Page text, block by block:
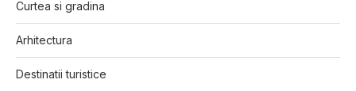
Curtea si gradina
Arhitectura
Destinatii turistice